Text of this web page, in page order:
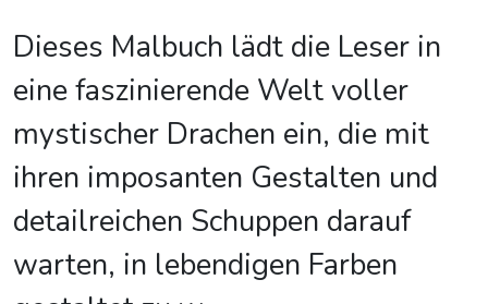
Dieses Malbuch lädt die Leser in
eine faszinierende Welt voller
mystischer Drachen ein, die mit
ihren imposanten Gestalten und
detailreichen Schuppen darauf
warten, in lebendigen Farben